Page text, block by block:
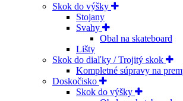
Skok do výšky
Stojany
Svahy
Obal na skateboard
Lišty
Skok do diaľky / Trojitý skok
Kompletné súpravy na
Doskočisko
Skok do výšky